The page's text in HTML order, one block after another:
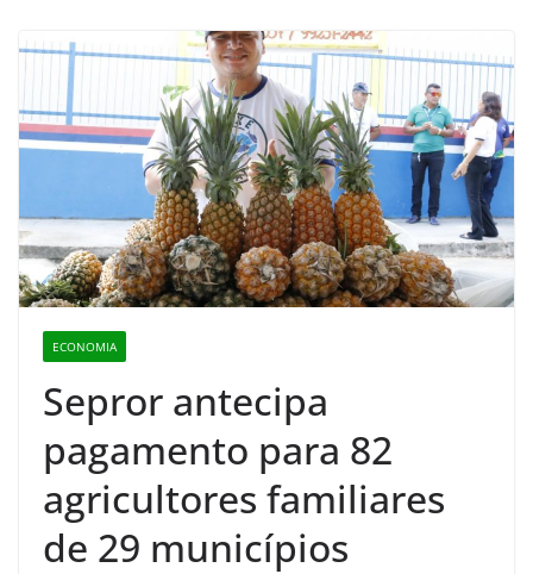
ECONOMIA
Sepror antecipa
pagamento para 82
agricultores familiares
de 29 municípios